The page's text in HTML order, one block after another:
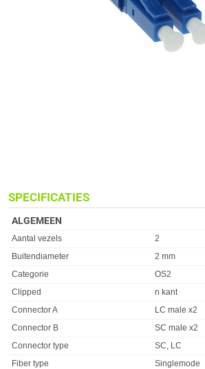
SPECIFICATIES
ALGEMEEN
Eigenschap Waarde
Aantal vezels
2
Buitendiameter
2 mm
Categorie
OS2
Clipped
n kant
Connector A
LC male x2
Connector B
SC male x2
Connector type
SC, LC
Fiber type
Singlemode